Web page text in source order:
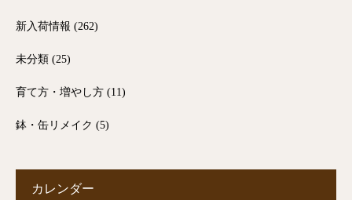
新入荷情報 (262)
未分類 (25)
育て方・増やし方 (11)
鉢・缶リメイク (5)
カレンダー